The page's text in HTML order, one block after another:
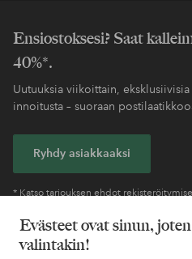
Evästeet ovat sinun,
valintakin!
Ensiostoksesi? Saat
40%*.
Uutuuksia viikoittain,
innoitusta – suoraan
Ryhdy asiakkaaksi
* Katso tarjouksen ehdot
Tarvitsetko apua?